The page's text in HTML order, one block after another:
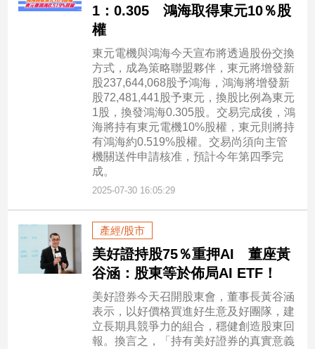
區
1：0.305 鴻海取得東元10％股
權
東元電機與鴻海今天宣布將透過股份交換
方式，成為策略聯盟夥伴，東元將增發新
股237,644,068股予鴻海，鴻海將增發新
股72,481,441股予東元，換股比例為東元
1股，換發鴻海0.305股。交易完成後，鴻
海將持有東元電機10%股權，東元則將持
有鴻海約0.519%股權。交易尚須向主管
機關送件申請核准，預計今年第四季完
成。
2025-07-30 16:05:29
產經/股市
美好證持股75％重押AI 董座黃
谷涵：股東等於佈局AI ETF！
美好證券今天召開股東會，董事長黃谷涵
表示，以好價格買進好生意及好團隊，建
立長期具競爭力的組合，穩健創造股東回
報。換言之，「持有美好證券的真實意義